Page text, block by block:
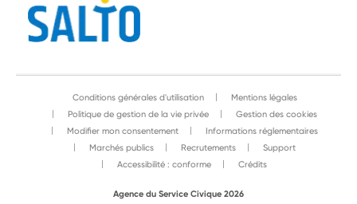
Conditions générales d'utilisation
Mentions légales
Politique de gestion de la vie privée
Gestion des cookies
Modifier mon consentement
Informations réglementaires
Marchés publics
Recrutements
Support
Accessibilité : conforme
Crédits
Agence du Service Civique 2026